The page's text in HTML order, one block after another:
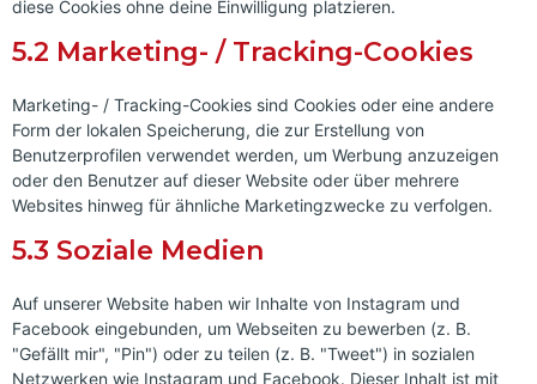
diese Cookies ohne deine Einwilligung platzieren.
5.2 Marketing- / Tracking-Cookies
Marketing- / Tracking-Cookies sind Cookies oder eine andere
Form der lokalen Speicherung, die zur Erstellung von
Benutzerprofilen verwendet werden, um Werbung anzuzeigen
oder den Benutzer auf dieser Website oder über mehrere
Websites hinweg für ähnliche Marketingzwecke zu verfolgen.
5.3 Soziale Medien
Auf unserer Website haben wir Inhalte von Instagram und
Facebook eingebunden, um Webseiten zu bewerben (z. B.
"Gefällt mir", "Pin") oder zu teilen (z. B. "Tweet") in sozialen
Netzwerken wie Instagram und Facebook. Dieser Inhalt ist mit